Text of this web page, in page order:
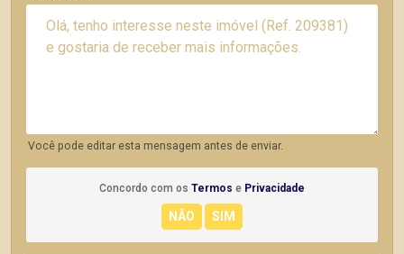
Você pode editar esta mensagem antes de enviar.
Concordo com os Termos e Privacidade